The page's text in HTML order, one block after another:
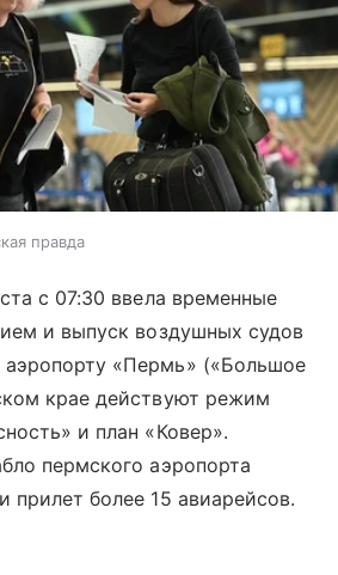
правда
с 07:30 ввела временные
и выпуск воздушных судов
«Пермь» («Большое
крае действуют режим
и план «Ковер».
пермского аэропорта
прилет более 15 авиарейсов.